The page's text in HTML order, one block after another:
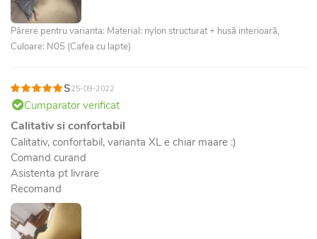
Părere pentru varianta: Material: nylon structurat + husă interioară,
Culoare: N05 (Cafea cu lapte)
S25-09-2022
Cumparator verificat
Calitativ si confortabil
Calitativ, confortabil, varianta XL e chiar maare :)
Comand curand
Asistenta pt livrare
Recomand